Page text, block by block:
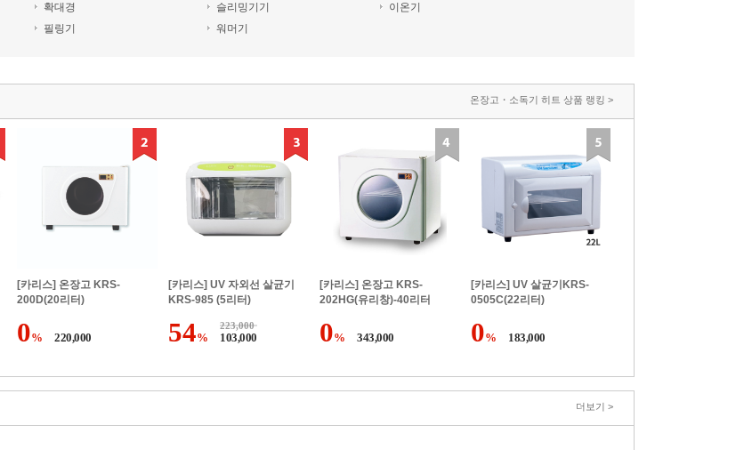
확대경 슬리밍기기
이온기
필링기 워머기
온장고・소독기 히트 상품 랭킹 >
[카리스] 온장고 KRS-
200D(20리터)
0% 220,000
[카리스] UV 자외선 살균기
KRS-985 (5리터)
54%
223,000
103,000
[카리스] 온장고 KRS-
202HG(유리창)-40리터
0% 343,000
[카리스] UV 살균기KRS-
0505C(22리터)
0% 183,000
더보기 >